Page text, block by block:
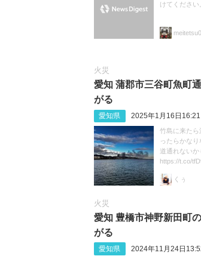
けてくださ
火災
愛知 蒲郡市三谷町魚町
がる
愛知県 2025年1月16日16:21
竹島に来たら
ったらかな
道通れないか
https://t.co/
くぅ
火災
愛知 豊橋市神野新田町
がる
愛知県 2024年11月24日